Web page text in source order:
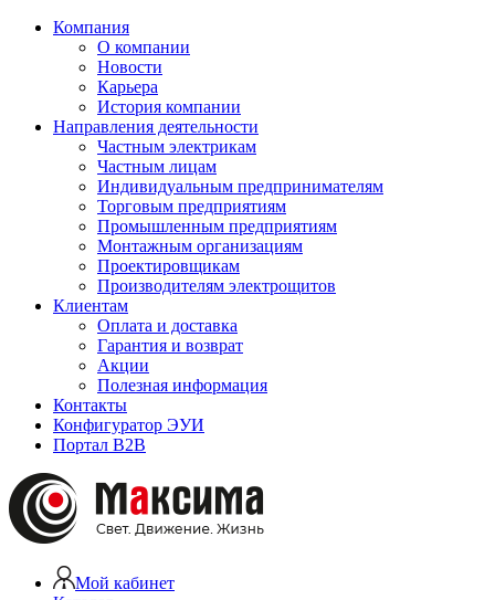
Компания
О компании
Новости
Карьера
История компании
Направления деятельности
Частным электрикам
Частным лицам
Индивидуальным предпринимателям
Торговым предприятиям
Промышленным предприятиям
Монтажным организациям
Проектировщикам
Производителям электрощитов
Клиентам
Оплата и доставка
Гарантия и возврат
Акции
Полезная информация
Контакты
Конфигуратор ЭУИ
Портал B2B
Мой кабинет